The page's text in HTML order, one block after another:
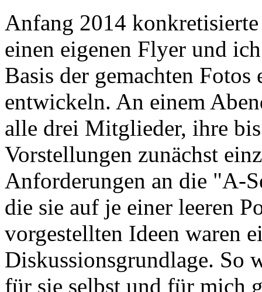
Anfang 2014
einen eigenen Flyer und
Basis der gemachten
entwickeln. An einem
alle drei Mitglieder, ihre
Vorstellungen zunächst
Anforderungen an die "A-
die sie auf je einer leeren
vorgestellten Ideen waren
Diskussionsgrundlage. So
für sie selbst und für mich